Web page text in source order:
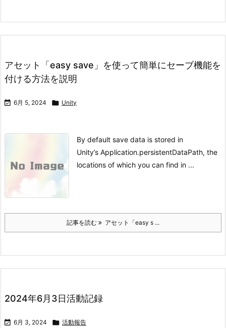
アセット「easy save」を使って簡単にセーブ機能を
付ける方法を説明
 6月 5, 2024  Unity
By default save data is stored in
Unity’s Application.persistentDataPath, the
locations of which you can find in ...
記事を読む アセット「easy s ...
2024年6月3日活動記録
 6月 3, 2024  活動報告